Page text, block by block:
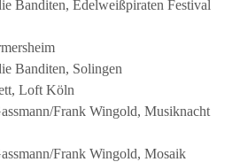
Banditen, Edelweißpiraten Festival
Banditen, Solingen
Loft Köln
Frank Wingold, Musiknacht
Frank Wingold, Mosaik